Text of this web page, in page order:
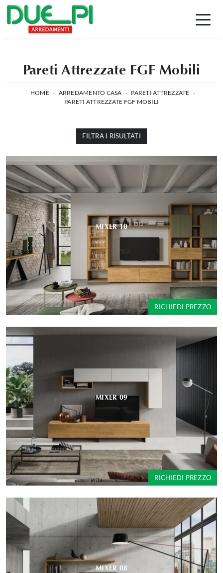
Pareti Attrezzate FGF Mobili
HOME - ARREDAMENTO CASA - PARETI ATTREZZATE -
PARETI ATTREZZATE FGF MOBILI
FILTRA I RISULTATI
MIXER 10
RICHIEDI PREZZO
MIXER 09
RICHIEDI PREZZO
MIXER 08